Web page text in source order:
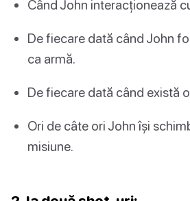
Când John interacționează
De fiecare dată când John
ca armă.
De fiecare dată când există
Ori de câte ori John își
misiune.